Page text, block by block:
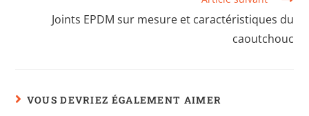
Joints EPDM sur mesure et caractéristiques du
caoutchouc
VOUS DEVRIEZ ÉGALEMENT AIMER